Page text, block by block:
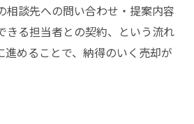
相談先への問い合わせ・提案内容
きる担当者との契約、という流れ
進めることで、納得のいく売却が